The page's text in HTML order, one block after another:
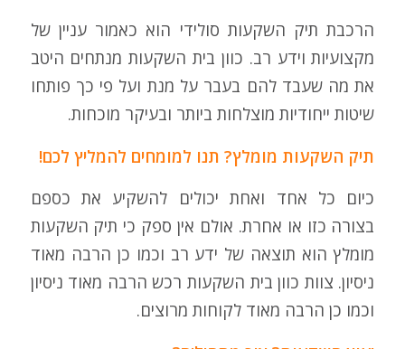
הרכבת תיק השקעות סולידי הוא כאמור עניין של
מקצועיות וידע רב. כוון בית השקעות מנתחים היטב
את מה שעבד להם בעבר על מנת ועל פי כך פותחו
שיטות ייחודיות מוצלחות ביותר ובעיקר מוכחות.
תיק השקעות מומלץ? תנו למומחים להמליץ לכם!
כיום כל אחד ואחת יכולים להשקיע את כספם
בצורה כזו או אחרת. אולם אין ספק כי תיק השקעות
מומלץ הוא תוצאה של ידע רב וכמו כן הרבה מאוד
ניסיון. צוות כוון בית השקעות רכש הרבה מאוד ניסיון
וכמו כן הרבה מאוד לקוחות מרוצים.